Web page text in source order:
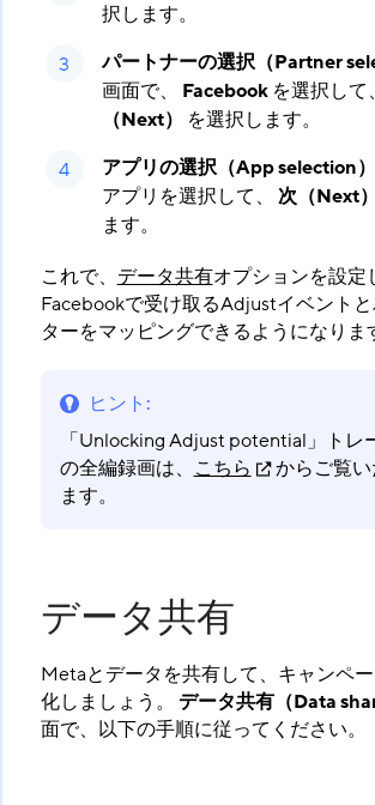
択します。
パートナーの選択（Partner
画面で、 Facebookを選択して
（Next）
​ を選択します。
アプリの選択（App selection）
アプリを選択して、 次（Next）
ます。
これで、 データ共有オプションを設定
Facebookで受け取るAdjustイベント
ターをマッピングできるようになりま
ヒント :
「Unlocking Adjust potential」トレ
の全編録画は、 こちら
からご覧
ます。
データ共有
Metaとデータを共有して、キャンペ
化しましょう。 データ共有（Data
面で、以下の手順に従ってください。